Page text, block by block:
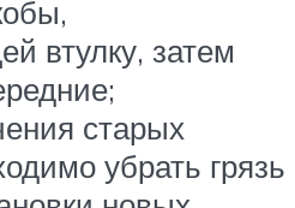
втулку, затем
старых
убрать грязь